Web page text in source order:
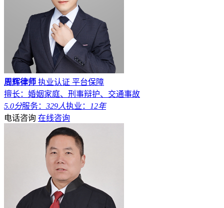
周辉律师 执业认证 平台保障
擅长：婚姻家庭、刑事辩护、交通事故
5.0分服务： 329人执业： 12年
电话咨询 在线咨询